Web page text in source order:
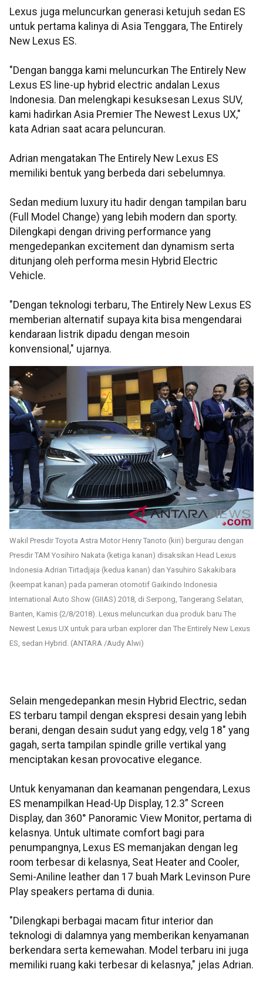
Lexus juga meluncurkan generasi ketujuh sedan ES
untuk pertama kalinya di Asia Tenggara, The Entirely
New Lexus ES.
"Dengan bangga kami meluncurkan The Entirely New
Lexus ES line-up hybrid electric andalan Lexus
Indonesia. Dan melengkapi kesuksesan Lexus SUV,
kami hadirkan Asia Premier The Newest Lexus UX,"
kata Adrian saat acara peluncuran.
Adrian mengatakan The Entirely New Lexus ES
memiliki bentuk yang berbeda dari sebelumnya.
Sedan medium luxury itu hadir dengan tampilan baru
(Full Model Change) yang lebih modern dan sporty.
Dilengkapi dengan driving performance yang
mengedepankan excitement dan dynamism serta
ditunjang oleh performa mesin Hybrid Electric
Vehicle.
"Dengan teknologi terbaru, The Entirely New Lexus ES
memberian alternatif supaya kita bisa mengendarai
kendaraan listrik dipadu dengan mesoin
konvensional," ujarnya.
Wakil Presdir Toyota Astra Motor Henry Tanoto (kiri) bergurau dengan
Presdir TAM Yosihiro Nakata (ketiga kanan) disaksikan Head Lexus
Indonesia Adrian Tirtadjaja (kedua kanan) dan Yasuhiro Sakakibara
(keempat kanan) pada pameran otomotif Gaikindo Indonesia
International Auto Show (GIIAS) 2018, di Serpong, Tangerang Selatan,
Banten, Kamis (2/8/2018). Lexus meluncurkan dua produk baru The
Newest Lexus UX untuk para urban explorer dan The Entirely New Lexus
ES, sedan Hybrid. (ANTARA /Audy Alwi)
Selain mengedepankan mesin Hybrid Electric, sedan
ES terbaru tampil dengan ekspresi desain yang lebih
berani, dengan desain sudut yang edgy, velg 18" yang
gagah, serta tampilan spindle grille vertikal yang
menciptakan kesan provocative elegance.
Untuk kenyamanan dan keamanan pengendara, Lexus
ES menampilkan Head-Up Display, 12.3” Screen
Display, dan 360° Panoramic View Monitor, pertama di
kelasnya. Untuk ultimate comfort bagi para
penumpangnya, Lexus ES memanjakan dengan leg
room terbesar di kelasnya, Seat Heater and Cooler,
Semi-Aniline leather dan 17 buah Mark Levinson Pure
Play speakers pertama di dunia.
"Dilengkapi berbagai macam fitur interior dan
teknologi di dalamnya yang memberikan kenyamanan
berkendara serta kemewahan. Model terbaru ini juga
memiliki ruang kaki terbesar di kelasnya," jelas Adrian.